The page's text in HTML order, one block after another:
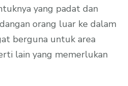
yang padat dan
orang luar ke dalam
berguna untuk area
lain yang memerlukan